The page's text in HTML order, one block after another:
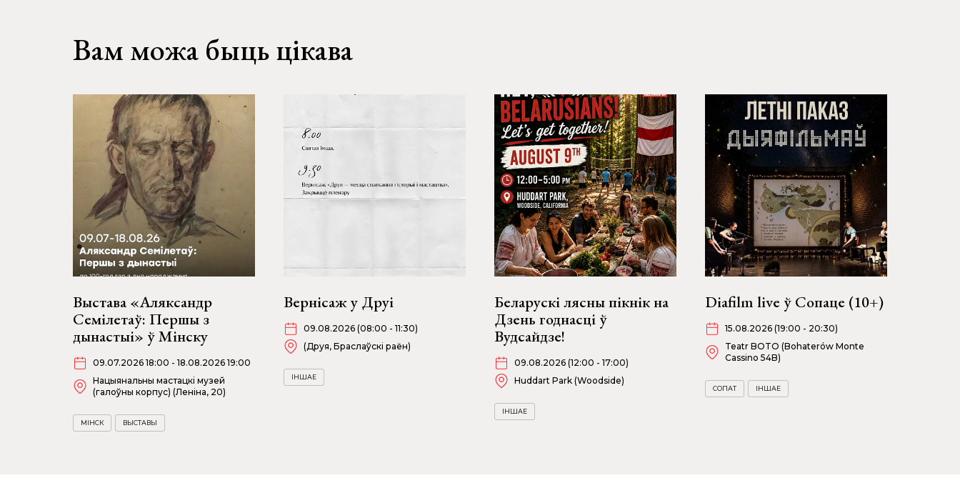
Вам можа быць цікава
Выстава «Аляксандр
Семілетаў: Першы з
дынастыі» ў Мінску
09.07.2026 18:00 - 18.08.2026 19:00
Нацыянальны мастацкі музей
(галоўны корпус) (Леніна, 20)
МІНСК ВЫСТАВЫ
Вернісаж у Друі
09.08.2026 (08:00 - 11:30)
(Друя, Браслаўскі раён)
ІНШАЕ
Беларускі лясны пікнік на
Дзень годнасці ў
Вудсайдзе!
09.08.2026 (12:00 - 17:00)
Huddart Park (Woodside)
ІНШАЕ
Diafilm live ў Сопаце (10+)
15.08.2026 (19:00 - 20:30)
Teatr BOTO (Bohaterów Monte
Cassino 54B)
СОПАТ ІНШАЕ